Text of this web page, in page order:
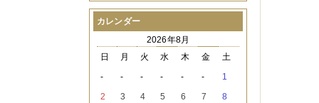
2021年08月
2021年07月（1件）
（3件）
2021年05月（2件）
2021年02月 （1件）
カレンダー
2026年8月
日
月 火 水 木 金
土
-
- - - - -
1
2
3 4 5 6 7
8